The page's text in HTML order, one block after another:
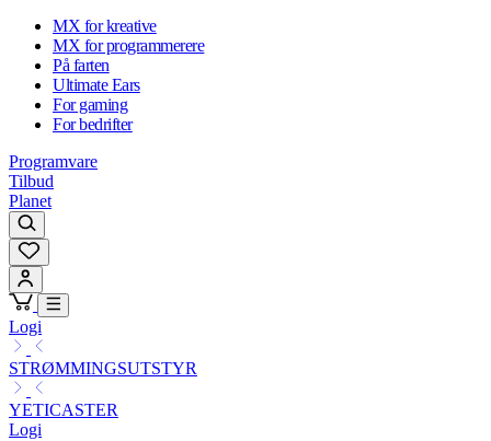
MX for kreative
MX for programmerere
På farten
Ultimate Ears
For gaming
For bedrifter
Programvare
Tilbud
Planet
Logi
STRØMMINGSUTSTYR
YETICASTER
Logi